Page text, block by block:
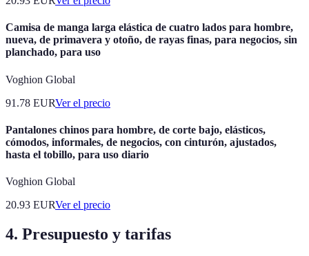
Camisa de manga larga elástica de cuatro lados para hombre,
nueva, de primavera y otoño, de rayas finas, para negocios, sin
planchado, para uso
Voghion Global
91.78 EURVer el precio
Pantalones chinos para hombre, de corte bajo, elásticos,
cómodos, informales, de negocios, con cinturón, ajustados,
hasta el tobillo, para uso diario
Voghion Global
20.93 EURVer el precio
4. Presupuesto y tarifas